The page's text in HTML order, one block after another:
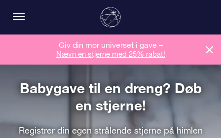
Giv din mor universet i gave –
Nævn en stjerne med 25% rabat!
Babygave til en dreng? Døb
en stjerne!
Registrer din egen strålende stjerne på himlen